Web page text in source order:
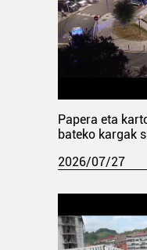
Papera eta
bateko kargak
2026/07/27